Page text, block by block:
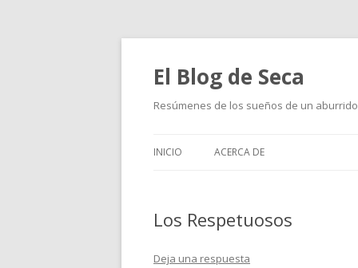
El Blog de Seca
Resúmenes de los sueños de un aburrido
INICIO ACERCA DE
Los Respetuosos
Deja una respuesta